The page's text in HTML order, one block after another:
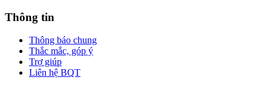
Thông tin
Thông báo chung
Thắc mắc, góp ý
Trợ giúp
Liên hệ BQT